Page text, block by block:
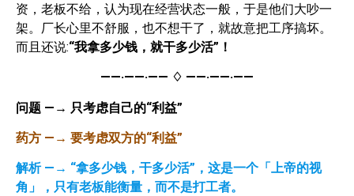
资，老板不给，认为现在经营状态一般，于是他们大吵一
架。厂长心里不舒服，也不想干了，就故意把工序搞坏。
而且还说:“我拿多少钱，就干多少活”！
——·——·—— ♢ ——·——·——
问题 —→ 只考虑自己的“利益”
药方 —→ 要考虑双方的“利益”
解析 —→ “拿多少钱，干多少活”，这是一个「上帝的视
角」，只有老板能衡量，而不是打工者。